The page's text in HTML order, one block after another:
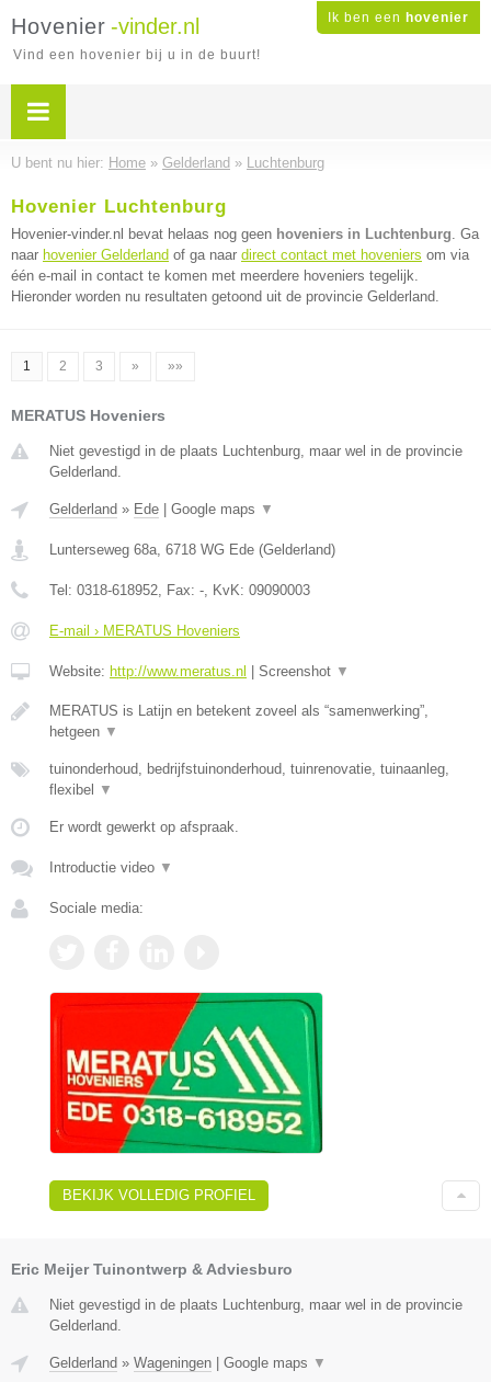
Ik ben een hovenier
Hovenier -vinder.nl
Vind een hovenier bij u in de buurt!
U bent nu hier: Home » Gelderland » Luchtenburg
Hovenier Luchtenburg
Hovenier-vinder.nl bevat helaas nog geen hoveniers in Luchtenburg. Ga
naar hovenier Gelderland of ga naar direct contact met hoveniers om via
één e-mail in contact te komen met meerdere hoveniers tegelijk.
Hieronder worden nu resultaten getoond uit de provincie Gelderland.
1 2 3 » »»
MERATUS Hoveniers
Niet gevestigd in de plaats Luchtenburg, maar wel in de provincie
Gelderland.
Gelderland » Ede Google maps ▼
Lunterseweg 68a, 6718 WG Ede (Gelderland)
Tel: 0318-618952, Fax: -, KvK: 09090003
E-mail › MERATUS Hoveniers
Website: http://www.meratus.nl Screenshot ▼
MERATUS is Latijn en betekent zoveel als “samenwerking”,
hetgeen ▼
tuinonderhoud, bedrijfstuinonderhoud, tuinrenovatie, tuinaanleg,
flexibel
▼
Er wordt gewerkt op afspraak.
Introductie video ▼
Sociale media:
BEKIJK VOLLEDIG PROFIEL
Eric Meijer Tuinontwerp & Adviesburo
Niet gevestigd in de plaats Luchtenburg, maar wel in de provincie
Gelderland.
Gelderland » Wageningen Google maps ▼